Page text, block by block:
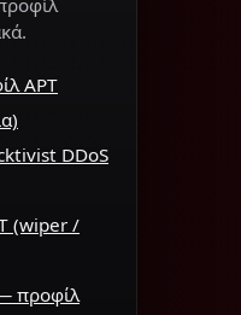
APT
DDoS
(wiper /
προφίλ